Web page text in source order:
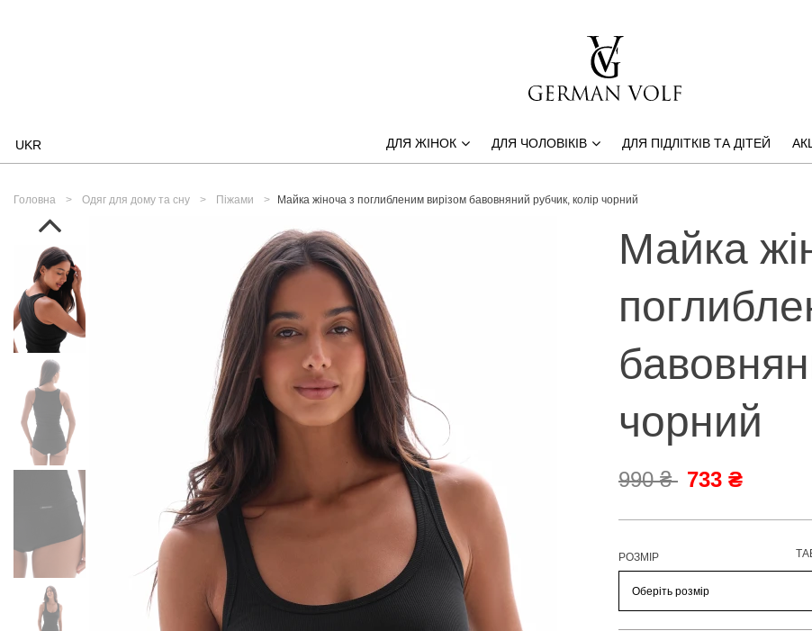
UKR ДЛЯ ЖІНОК ДЛЯ ЧОЛОВІКІВ ДЛЯ ПІДЛІТКІВ ТА ДІТЕЙ
Головна Одяг для дому та сну Піжами Майка жіноча з поглибленим вирізом бавовняний рубчик, колір чорний
Майка
чорний
990 ₴ 733 ₴
РОЗМІР